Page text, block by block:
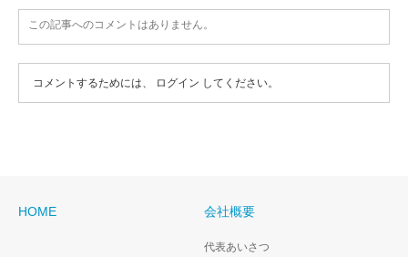
この記事へのコメントはありません。
コメントするためには、 ログイン してください。
HOME 会社概要
代表あいさつ